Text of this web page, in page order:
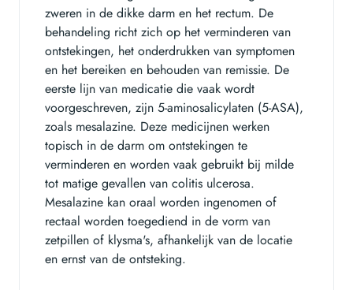
zweren in de dikke darm en het rectum. De
behandeling richt zich op het verminderen van
ontstekingen, het onderdrukken van symptomen
en het bereiken en behouden van remissie. De
eerste lijn van medicatie die vaak wordt
voorgeschreven, zijn 5-aminosalicylaten (5-ASA),
zoals mesalazine. Deze medicijnen werken
topisch in de darm om ontstekingen te
verminderen en worden vaak gebruikt bij milde
tot matige gevallen van colitis ulcerosa.
Mesalazine kan oraal worden ingenomen of
rectaal worden toegediend in de vorm van
zetpillen of klysma's, afhankelijk van de locatie
en ernst van de ontsteking.